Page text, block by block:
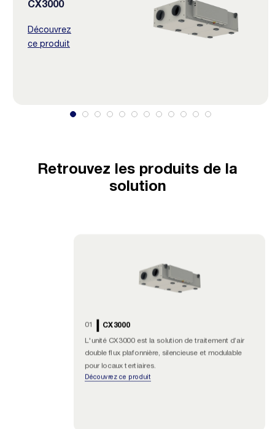
CX3000
Découvrez
ce produit
Retrouvez les produits de la
solution
01 CX3000
L'unité CX3000 est la solution de traitement d’air
double flux plafonnière, silencieuse et modulable
pour locaux tertiaires.
Découvrez ce produit